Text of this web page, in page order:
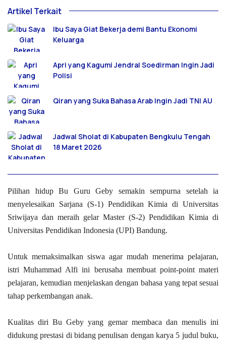
Artikel Terkait
Ibu Saya Giat Bekerja demi Bantu Ekonomi
Keluarga
Apri yang Kagumi Jendral Soedirman Ingin Jadi
Polisi
Qiran yang Suka Bahasa Arab Ingin Jadi TNI AU
Jadwal Sholat di Kabupaten Bengkulu Tengah
18 Maret 2026
Pilihan hidup Bu Guru Geby semakin sempurna setelah ia
menyelesaikan Sarjana (S-1) Pendidikan Kimia di Universitas
Sriwijaya dan meraih gelar Master (S-2) Pendidikan Kimia di
Universitas Pendidikan Indonesia (UPI) Bandung.
Untuk memaksimalkan siswa agar mudah menerima pelajaran,
istri Muhammad Alfi ini berusaha membuat point-point materi
pelajaran, kemudian menjelaskan dengan bahasa yang tepat sesuai
tahap perkembangan anak.
Kualitas diri Bu Geby yang gemar membaca dan menulis ini
didukung prestasi di bidang penulisan dengan karya 5 judul buku,